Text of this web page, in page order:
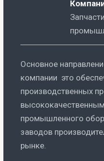
Основное
компании это
производственных
промышленного
заводов
рынке.